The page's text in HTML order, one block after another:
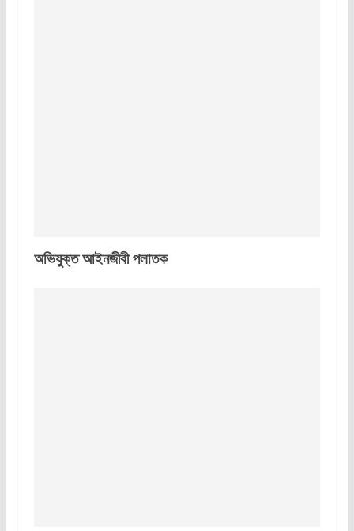
অভিযুক্ত আইনজীবী পলাতক